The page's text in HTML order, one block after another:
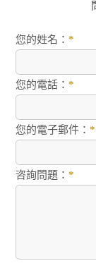
您的姓名：*
您的電話：*
您的電子郵件：*
咨詢問題：*